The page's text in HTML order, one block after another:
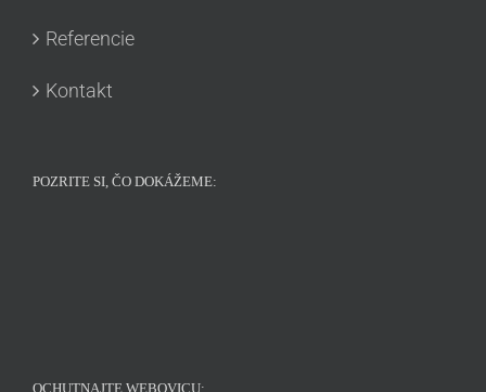
Referencie
Kontakt
POZRITE SI, ČO DOKÁŽEME:
OCHUTNAJTE WEBOVICU: